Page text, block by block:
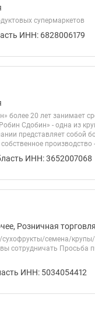
супермаркетов
ИНН: 6828006179
более 20 лет занимает
Сдобин» - одна из
представляет собой
ИНН: 3652007068
Розничная торговля
семена/крупы/
сотрудничать Просьба
ИНН: 5034054412